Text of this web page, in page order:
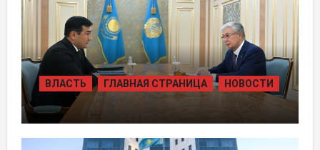
ВЛАСТЬ ГЛАВНАЯ СТРАНИЦА НОВОСТИ
ПРЕЗИДЕНТ ПРИНЯЛ ПРЕДСЕДАТЕЛЯ
ПРАВЛЕНИЯ ХОЛДИНГА «БАЙТЕРЕК»